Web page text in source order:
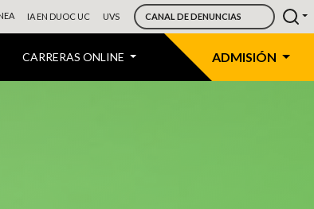
CARRERAS ONLINE ADMISIÓN
IA EN DUOC UC UVS CANAL DE DENUNCIAS